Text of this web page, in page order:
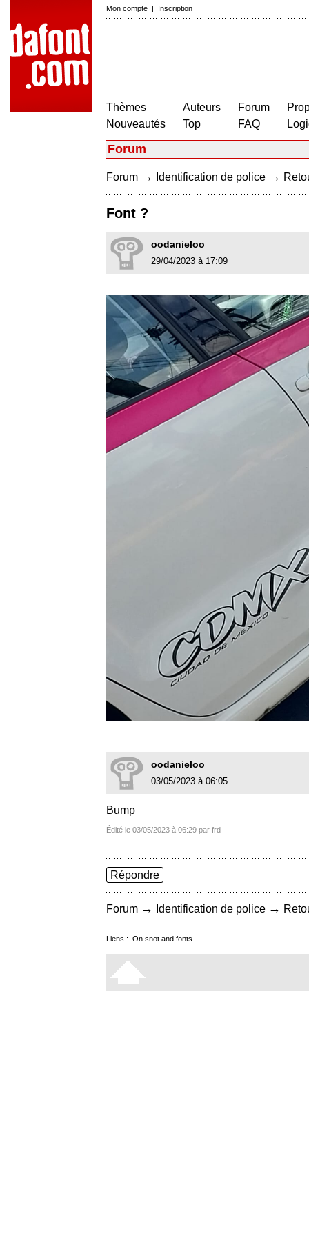
Mon compte | Inscription
Thèmes
Nouveautés
Auteurs
Top
Forum
FAQ
Forum
Forum → Identification de police →
Font ?
oodanieloo
29/04/2023 à 17:09
oodanieloo
03/05/2023 à 06:05
Bump
Édité le 03/05/2023 à 06:29 par frd
Répondre
Forum → Identification de police →
Liens : On snot and fonts